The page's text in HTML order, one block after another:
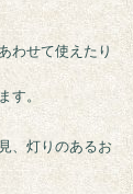
わせて使えたり
す。
、灯りのあるお